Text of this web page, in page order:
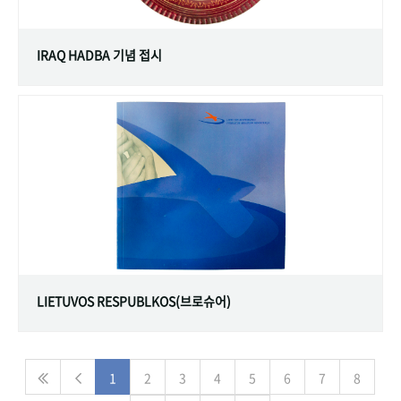
IRAQ HADBA 기념 접시
LIETUVOS RESPUBLKOS(브로슈어)
1 2 3 4 5 6 7 8